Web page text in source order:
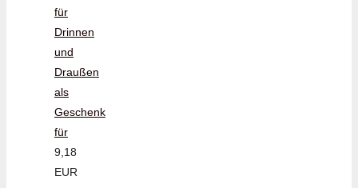
für
Drinnen
und
Draußen
als
Geschenk
für
9,18
EUR